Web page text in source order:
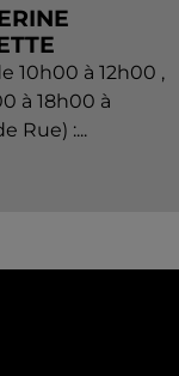
10h00 à 12h00 ,
à 18h00 à
Rue) :...